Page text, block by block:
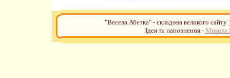
"Весела Абетка" - складова великого сайту
Ідея та наповнення -